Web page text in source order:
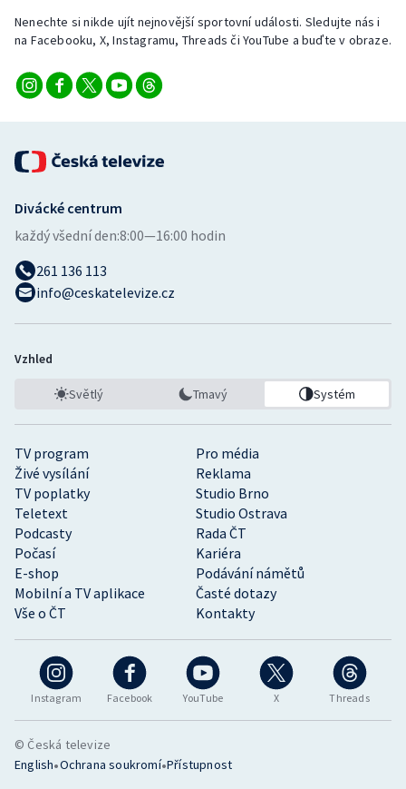
Triatlon
Veslování
Vodní slalom
Volejbal
Ostatní
Nenechte si nikde ujít nejnovější sportovní události. Sledujte nás i
na Facebooku, X, Instagramu, Threads či YouTube a buďte v obraze.
Instagram Facebook YouTube X Threads
TV program
Pro média
Živé vysílání
Reklama
TV poplatky
Studio Brno
Teletext
Studio Ostrava
Podcasty
Rada ČT
Počasí
Kariéra
E-shop
Podávání námětů
Mobilní a TV aplikace
Časté dotazy
Vše o ČT
Kontakty
Divácké centrum
každý všední den:8:00—16:00 hodin
261 136 113
info@ceskatelevize.cz
Vzhled
Světlý Tmavý Systém
© Česká televize
English•Ochrana soukromí•Přístupnost